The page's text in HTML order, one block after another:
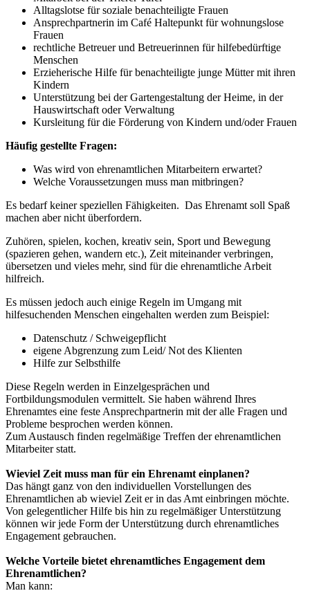
Alltagslotse für soziale benachteiligte Frauen
Ansprechpartnerin im Café Haltepunkt für wohnungslose
Frauen
rechtliche Betreuer und Betreuerinnen für hilfebedürftige
Menschen
Erzieherische Hilfe für benachteiligte junge Mütter mit ihren
Kindern
Unterstützung bei der Gartengestaltung der Heime, in der
Hauswirtschaft oder Verwaltung
Kursleitung für die Förderung von Kindern und/oder Frauen
Häufig gestellte Fragen:
Was wird von ehrenamtlichen Mitarbeitern erwartet?
Welche Voraussetzungen muss man mitbringen?
Es bedarf keiner speziellen Fähigkeiten. Das Ehrenamt soll Spaß
machen aber nicht überfordern.
Zuhören, spielen, kochen, kreativ sein, Sport und Bewegung
(spazieren gehen, wandern etc.), Zeit miteinander verbringen,
übersetzen und vieles mehr, sind für die ehrenamtliche Arbeit
hilfreich.
Es müssen jedoch auch einige Regeln im Umgang mit
hilfesuchenden Menschen eingehalten werden zum Beispiel:
Datenschutz / Schweigepflicht
eigene Abgrenzung zum Leid/ Not des Klienten
Hilfe zur Selbsthilfe
Diese Regeln werden in Einzelgesprächen und
Fortbildungsmodulen vermittelt. Sie haben während Ihres
Ehrenamtes eine feste Ansprechpartnerin mit der alle Fragen und
Probleme besprochen werden können.
Zum Austausch finden regelmäßige Treffen der ehrenamtlichen
Mitarbeiter statt.
Wieviel Zeit muss man für ein Ehrenamt einplanen?
Das hängt ganz von den individuellen Vorstellungen des
Ehrenamtlichen ab wieviel Zeit er in das Amt einbringen möchte.
Von gelegentlicher Hilfe bis hin zu regelmäßiger Unterstützung
können wir jede Form der Unterstützung durch ehrenamtliches
Engagement gebrauchen.
Welche Vorteile bietet ehrenamtliches Engagement dem
Ehrenamtlichen?
Man kann: